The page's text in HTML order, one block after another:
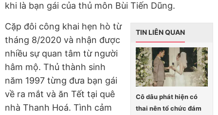
khi là bạn gái của thủ môn Bùi Tiến Dũng.
TIN LIÊN QUAN
Cô dâu phát hiện có
thai nên tổ chức đám
Cặp đôi công khai hẹn hò từ
tháng 8/2020 và nhận được
nhiều sự quan tâm từ người
hâm mộ. Thủ thành sinh
năm 1997 từng đưa bạn gái
về ra mắt và ăn Tết tại quê
nhà Thanh Hoá. Tình cảm